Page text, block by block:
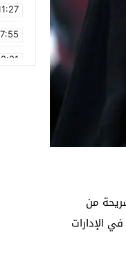
من
الإدارات